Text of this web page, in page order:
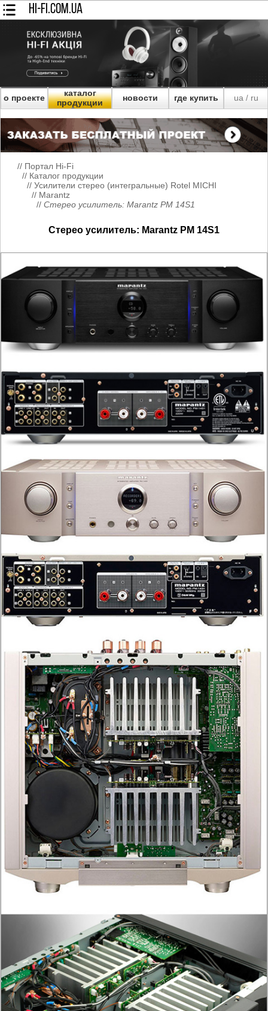
HI-FI.COM.UA
о проекте
каталог
продукции
новости где купить ua/ ru
// Портал Hi-Fi
// Каталог продукции
// Усилители стерео (интегральные) Rotel MICHI
// Marantz
// Стерео усилитель: Marantz PM 14S1
Стерео усилитель: Marantz PM 14S1